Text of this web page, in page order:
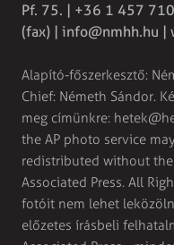
Pf. 75. | +36 1 457
(fax) | info@nmhh.hu |
Alapító-főszerkesztő:
Chief: Németh Sándor.
meg címünkre:
the AP photo service
redistributed without
Associated Press. All
fotóit nem lehet
előzetes írásbeli